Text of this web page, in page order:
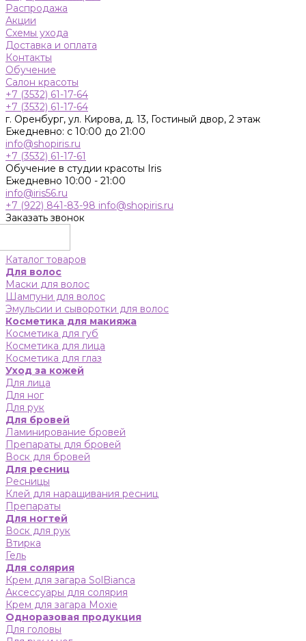
Распродажа
Акции
Схемы ухода
Доставка и оплата
Контакты
Обучение
Салон красоты
+7 (3532) 61-17-64
+7 (3532) 61-17-64
г. Оренбург, ул. Кирова, д. 13, Гостиный двор, 2 этаж
Ежедневно: с 10:00 до 21:00
info@shopiris.ru
+7 (3532) 61-17-61
Обучение в студии красоты Iris
Ежедневно 10:00 - 21:00
info@iris56.ru
+7 (922) 841-83-98 info@shopiris.ru
Заказать звонок
Каталог товаров
Для волос
Маски для волос
Шампуни для волос
Эмульсии и сыворотки для волос
Косметика для макияжа
Косметика для губ
Косметика для лица
Косметика для глаз
Уход за кожей
Для лица
Для ног
Для рук
Для бровей
Ламинирование бровей
Препараты для бровей
Воск для бровей
Для ресниц
Ресницы
Клей для наращивания ресниц
Препараты
Для ногтей
Воск для рук
Втирка
Гель
Для солярия
Крем для загара SolBianca
Аксессуары для солярия
Крем для загара Moxie
Одноразовая продукция
Для головы